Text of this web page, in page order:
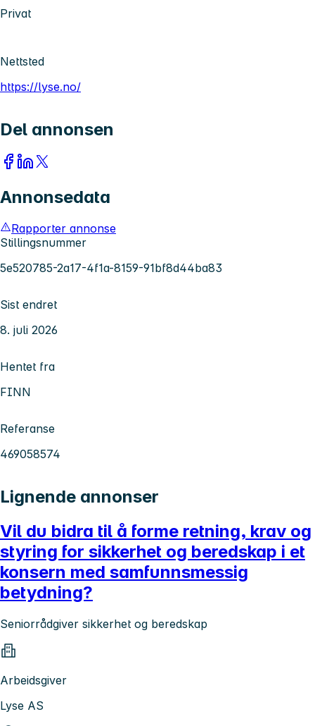
Privat
Nettsted
https://lyse.no/
Del annonsen
Annonsedata
Rapporter annonse
Stillingsnummer
5e520785-2a17-4f1a-8159-91bf8d44ba83
Sist endret
8. juli 2026
Hentet fra
FINN
Referanse
469058574
Lignende annonser
Vil du bidra til å forme retning, krav og
styring for sikkerhet og beredskap i et
konsern med samfunnsmessig
betydning?
Seniorrådgiver sikkerhet og beredskap
Arbeidsgiver
Lyse AS